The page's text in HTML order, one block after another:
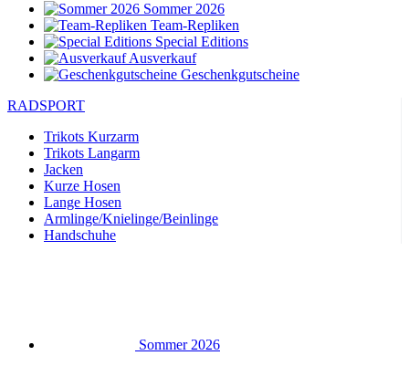
Sommer 2026
Team-Repliken
Special Editions
Ausverkauf
Geschenkgutscheine
RADSPORT
Trikots Kurzarm
Trikots Langarm
Jacken
Kurze Hosen
Lange Hosen
Armlinge/Knielinge/Beinlinge
Handschuhe
Sommer 2026